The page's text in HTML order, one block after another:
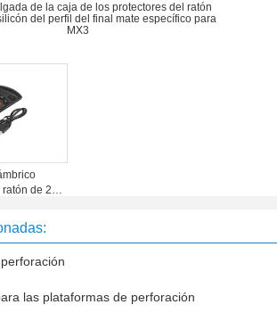
de la caja de los protectores del ratón
del perfil del final mate específico para
MX3
de 2,4
las plataformas de perforación